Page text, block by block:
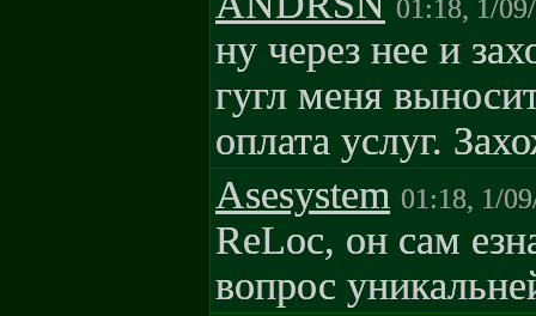
01:18, 1/
ну через нее и
гугл меня
оплата услуг.
Asesystem 01:18, 1/
ReLoc, он сам
вопрос